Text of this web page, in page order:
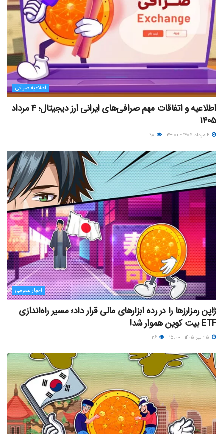
اطلاعیه صرافی
اطلاعیه و اتفاقات مهم صرافی‌های ایرانی ارز دیجیتال؛ ۴ مرداد
۱۴۰۵
اخبار عمومی
ژاپن رمزارزها را در رده ابزارهای مالی قرار داد؛ مسیر راه‌اندازی
ETF بیت کوین هموار شد!